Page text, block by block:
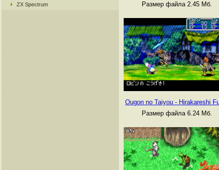
ZX Spectrum
Размер файла 2.45 Мб.
Ougon no Taiyou - Hirakareshi
Размер файла 6.24 Мб.